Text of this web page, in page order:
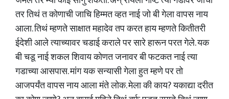
तर तिथं त कोणाची जाचि हिम्मत व्हत नाई जो बी गेला वापस नाय
आला. तिथं म्हणते साक्षात महादेव तप करत हाय म्हणते कितीतरी
ईदेशी आले त्याच्यावर चडाई कराले पर सारे हारून परत गेले. यक
बी चडू नाई शकल शिवाय कोणत जनावर बी फटकत नाई त्या
गडाच्या आसपास. मांग यक सन्यासी गेला हुत म्हणे पर तो
आजपर्यंत वापस नाय आला मंते लोक. मेला की काय? यकाद्या दरीत